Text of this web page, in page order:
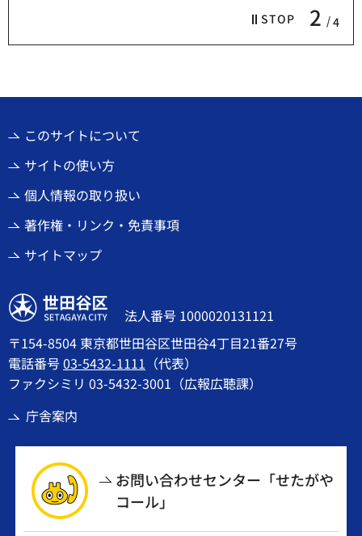
STOP 2 4
このサイトについて
サイトの使い方
個人情報の取り扱い
著作権・リンク・免責事項
サイトマップ
世田谷区
法人番号 1000020131121
〒154-8504 東京都世田谷区世田谷4丁目21番27号
電話番号03-5432-1111 （代表）
ファクシミリ 03-5432-3001（広報広聴課）
庁舎案内
お問い合わせセンター「せたがや
コール」